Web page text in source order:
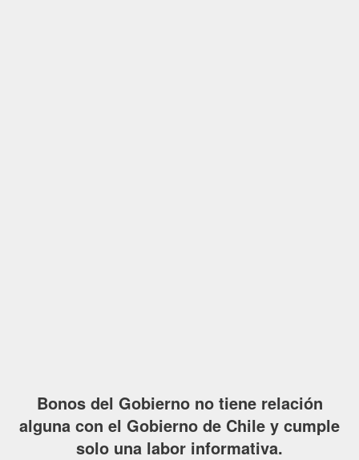
Bonos del Gobierno no tiene relación
alguna con el Gobierno de Chile y cumple
solo una labor informativa.